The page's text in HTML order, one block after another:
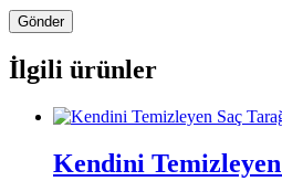
İlgili ürünler
Kendini Temizleyen